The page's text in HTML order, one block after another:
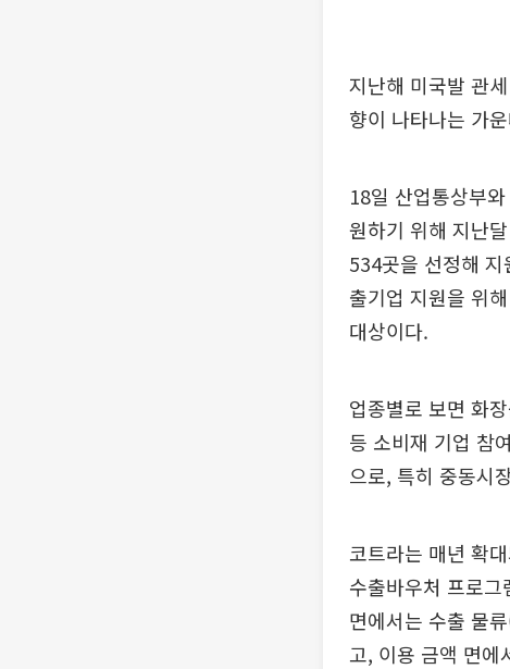
지난해 미국발 관
향이 나타나는 가
18일 산업통상부
원하기 위해 지난
534곳을 선정해
출기업 지원을 위
대상이다.
업종별로 보면 화
등 소비재 기업 참
으로, 특히 중동시
코트라는 매년 확
수출바우처 프로
면에서는 수출 물
고, 이용 금액 면